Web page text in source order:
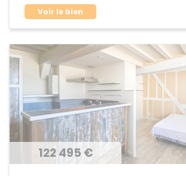
Voir le bien
122 495 €